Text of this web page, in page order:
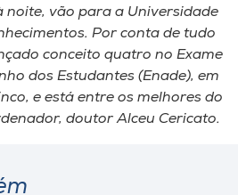
noite, vão para a Universidade
Por conta de tudo
conceito quatro no Exame
dos Estudantes (Enade), em
e está entre os melhores do
doutor Alceu Cericato.